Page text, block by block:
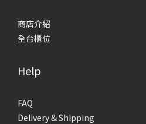
商店介紹
全台櫃位
Help
FAQ
Delivery & Shipping